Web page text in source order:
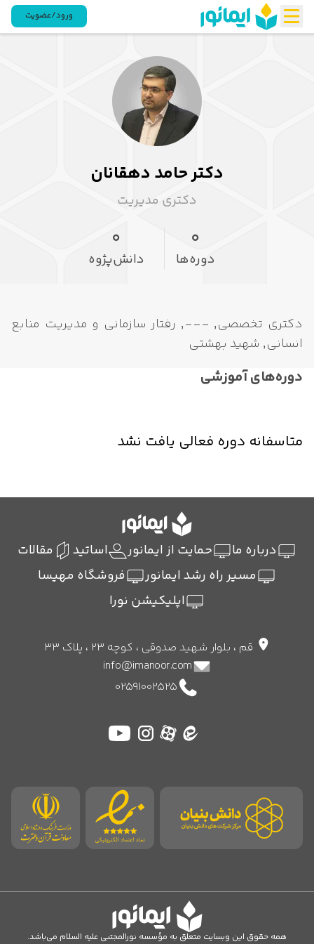
ورود/عضویت
دکتر حامد دهقانان
دکتری مدیریت
0
دوره‌ها
0
دانش‌پژوه
دکتری تخصصی, ---, رفتار سازمانی و مدیریت منابع
انسانی, شهید بهشتی
دوره‌های آموزشی
متاسفانه دوره فعالی یافت نشد
درباره ما حمایت از ایمانور اساتید
مقالات
مسیر راه رشد ایمانور
فروشگاه مهیسا
اپلیکیشن نورا
قم ، بلوار شهید صدوقی ، کوچه 23 ، پلاک 33
info@imanoor.com
02591002525
همه حقوق این وبسایت متعلق به مؤسسه نورالمجتبی علیه السلام می‌باشد.